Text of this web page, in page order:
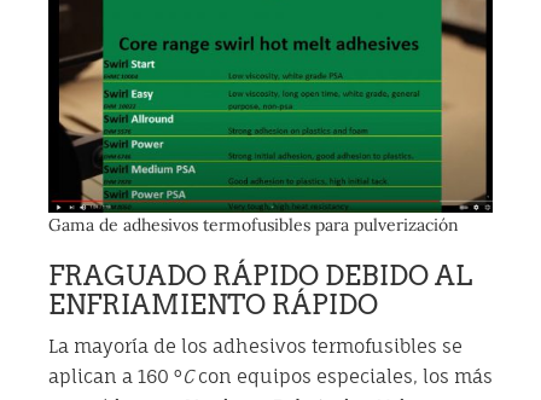
Gama de adhesivos termofusibles para pulverización
FRAGUADO RÁPIDO DEBIDO AL
ENFRIAMIENTO RÁPIDO
La mayoría de los adhesivos termofusibles se
aplican a 160 °Ccon equipos especiales, los más